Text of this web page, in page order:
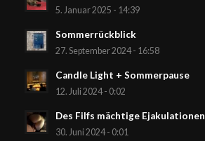
5. Januar 2025 - 14:39
Sommerrückblick
27. September 2024 - 16:58
Candle Light + Sommerpause
12. Juli 2024 - 0:02
Des Filfs mächtige Ejakulationen
30. Juni 2024 - 0:01